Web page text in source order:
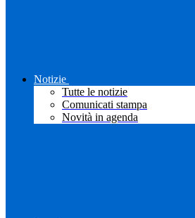
Notizie
Tutte le notizie
Comunicati stampa
Novità in agenda